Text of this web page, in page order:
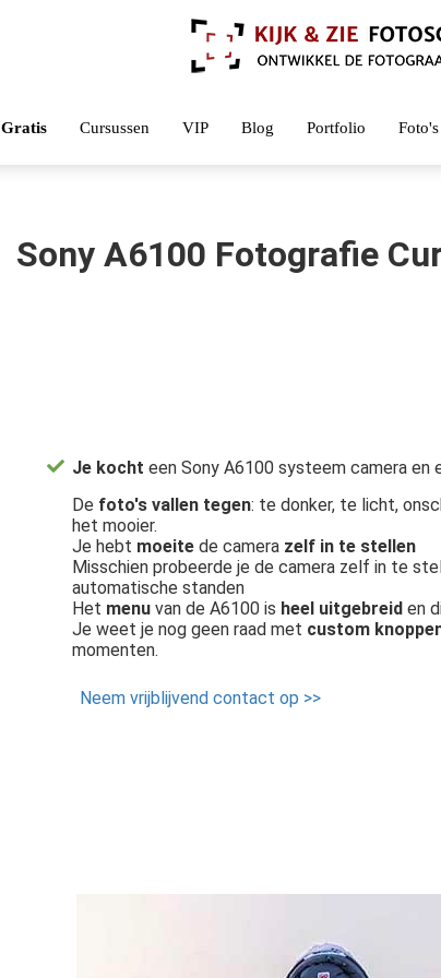
Gratis Cursussen VIP Blog Portfolio
Sony A6100 Fotografie
Je kocht een Sony A6100 systeem camera
De foto's vallen tegen: te donker, te licht,
het mooier.
Je hebt moeite de camera zelf in te stellen
Misschien probeerde je de camera zelf in te
automatische standen
Het menuvan de A6100 is heel uitgebreiden
Je weet je nog geen raad met custom
momenten.
Neem vrijblijvend contact op >>